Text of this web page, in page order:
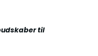
til